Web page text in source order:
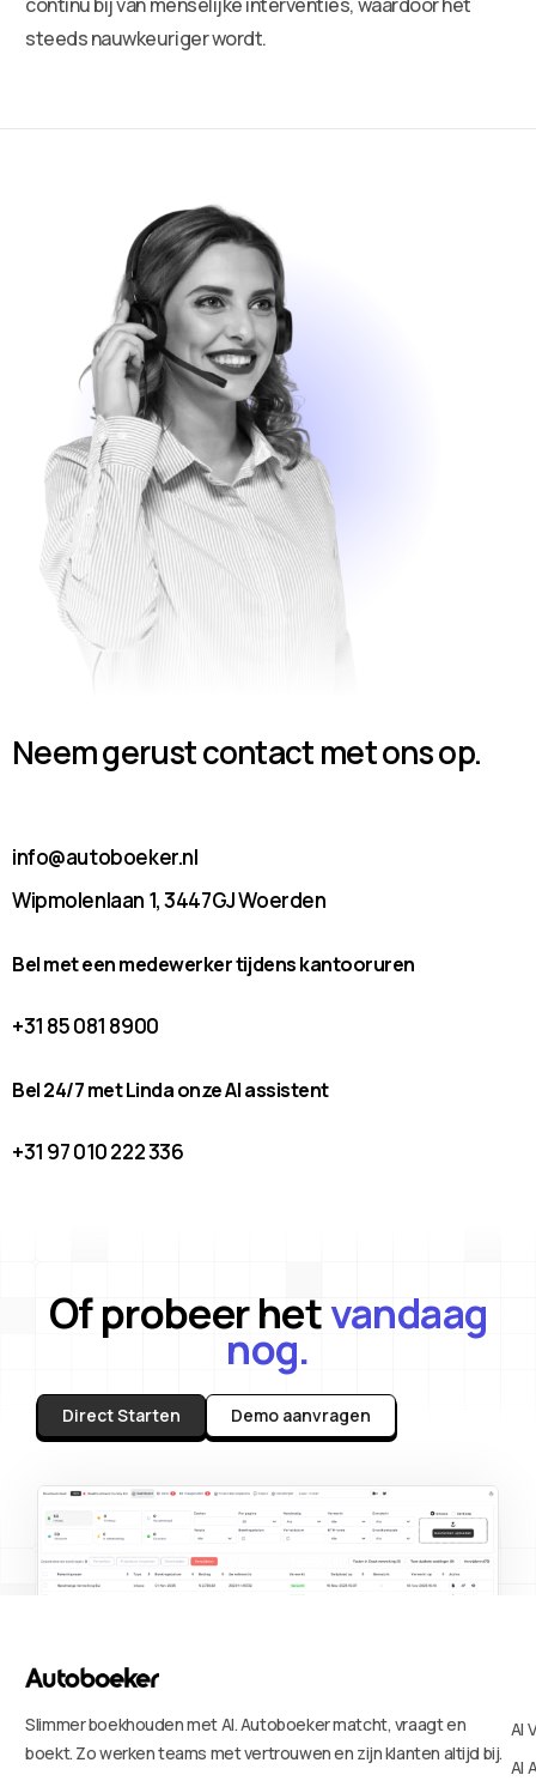
steeds nauwkeuriger wordt.
Neem gerust contact met ons op.
info@autoboeker.nl
Wipmolenlaan 1, 3447GJ Woerden
Bel met een medewerker tijdens kantooruren
+31 85 081 8900
Bel 24/7 met Linda onze AI assistent
+31 97 010 222 336
Of probeer hetvandaag
nog.
Direct Starten Demo aanvragen
Slimmer boekhouden met AI. Autoboeker matcht, vraagt en
boekt. Zo werken teams met vertrouwen en zijn klanten altijd bij.
AI
AI